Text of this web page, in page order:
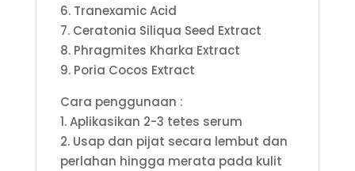
6. Tranexamic Acid
7. Ceratonia Siliqua Seed Extract
8. Phragmites Kharka Extract
9. Poria Cocos Extract
Cara penggunaan :
1. Aplikasikan 2-3 tetes serum
2. Usap dan pijat secara lembut dan
perlahan hingga merata pada kulit